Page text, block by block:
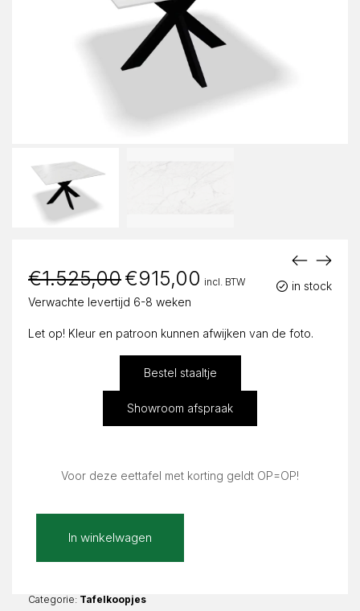
in stock
€1.525,00 Oorspronkelijke
prijs
was:
€1.525,00.
€915,00 prijs
incl. BTW
Verwachte levertijd 6-8 weken
Let op! Kleur en patroon kunnen afwijken van de foto.
Bestel staaltje
Showroom afspraak
Voor deze eettafel met korting geldt OP=OP!
110x110cm
Bianca
In winkelwagen
Categorie: Tafelkoopjes